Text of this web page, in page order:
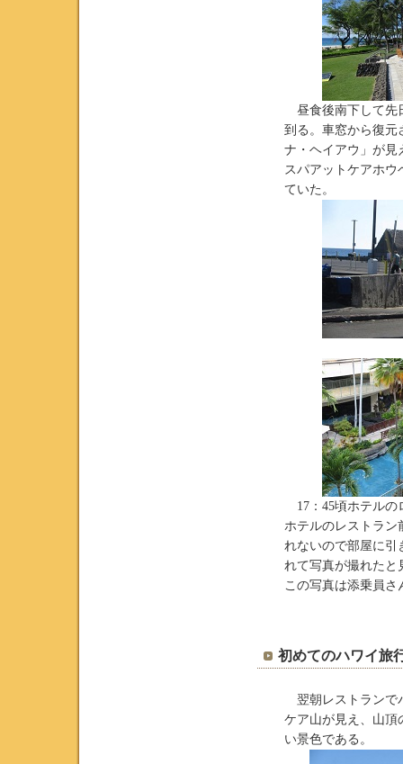
昼食後南下して先
到る。車窓から復元
ナ・ヘイアウ」が見
スパアットケアホウ
ていた。
17：45頃ホテルの
ホテルのレストラン
れないので部屋に引
れて写真が撮れた
この写真は添乗員
初めてのハワイ
翌朝レストランで
ケア山が見え、山頂
い景色である。